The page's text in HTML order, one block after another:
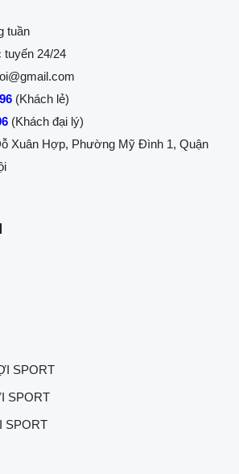
tuần
tuyến 24/24
(Khách lẻ)
(Khách đại lý)
Xuân Hợp, Phường Mỹ Đình 1, Quận
SPORT
SPORT
SPORT